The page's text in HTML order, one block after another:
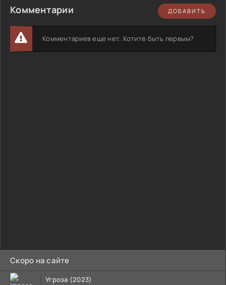
Скоро на сайте
Угроза (2023)
Комментарии ДОБАВИТЬ
Комментариев еще нет. Хотите быть первым?